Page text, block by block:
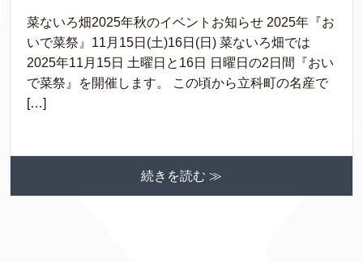
菜ないろ畑2025年秋のイベントお知らせ 2025年『お
いで菜祭』11月15日(土)16日(日) 菜ないろ畑では
2025年11月15日 土曜日と16日 日曜日の2日間『おい
で菜祭』を開催します。 この頃から立科町の名産で
[…]
続きを読む ≫